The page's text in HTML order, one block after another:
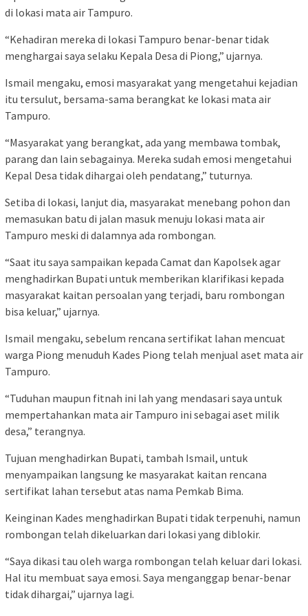
di lokasi mata air Tampuro.
“Kehadiran mereka di lokasi Tampuro benar-benar tidak
menghargai saya selaku Kepala Desa di Piong,” ujarnya.
Ismail mengaku, emosi masyarakat yang mengetahui kejadian
itu tersulut, bersama-sama berangkat ke lokasi mata air
Tampuro.
“Masyarakat yang berangkat, ada yang membawa tombak,
parang dan lain sebagainya. Mereka sudah emosi mengetahui
Kepal Desa tidak dihargai oleh pendatang,” tuturnya.
Setiba di lokasi, lanjut dia, masyarakat menebang pohon dan
memasukan batu di jalan masuk menuju lokasi mata air
Tampuro meski di dalamnya ada rombongan.
“Saat itu saya sampaikan kepada Camat dan Kapolsek agar
menghadirkan Bupati untuk memberikan klarifikasi kepada
masyarakat kaitan persoalan yang terjadi, baru rombongan
bisa keluar,” ujarnya.
Ismail mengaku, sebelum rencana sertifikat lahan mencuat
warga Piong menuduh Kades Piong telah menjual aset mata air
Tampuro.
“Tuduhan maupun fitnah ini lah yang mendasari saya untuk
mempertahankan mata air Tampuro ini sebagai aset milik
desa,” terangnya.
Tujuan menghadirkan Bupati, tambah Ismail, untuk
menyampaikan langsung ke masyarakat kaitan rencana
sertifikat lahan tersebut atas nama Pemkab Bima.
Keinginan Kades menghadirkan Bupati tidak terpenuhi, namun
rombongan telah dikeluarkan dari lokasi yang diblokir.
“Saya dikasi tau oleh warga rombongan telah keluar dari lokasi.
Hal itu membuat saya emosi. Saya menganggap benar-benar
tidak dihargai,” ujarnya lagi.